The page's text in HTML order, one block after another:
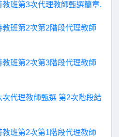
班第3次代理教師甄選簡章.
班第2次第2階段代理教師
班第2次第3階段代理教師
代理教師甄選 第2次階段結
班第2次第1階段代理教師